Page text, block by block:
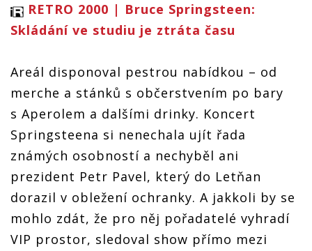
RETRO 2000 | Bruce Springsteen:
Skládání ve studiu je ztráta času
Areál disponoval pestrou nabídkou – od
merche a stánků s občerstvením po bary
s Aperolem a dalšími drinky. Koncert
Springsteena si nenechala ujít řada
známých osobností a nechyběl ani
prezident Petr Pavel, který do Letňan
dorazil v obležení ochranky. A jakkoli by se
mohlo zdát, že pro něj pořadatelé vyhradí
VIP prostor, sledoval show přímo mezi